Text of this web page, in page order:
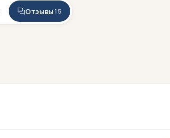
Отзывы15